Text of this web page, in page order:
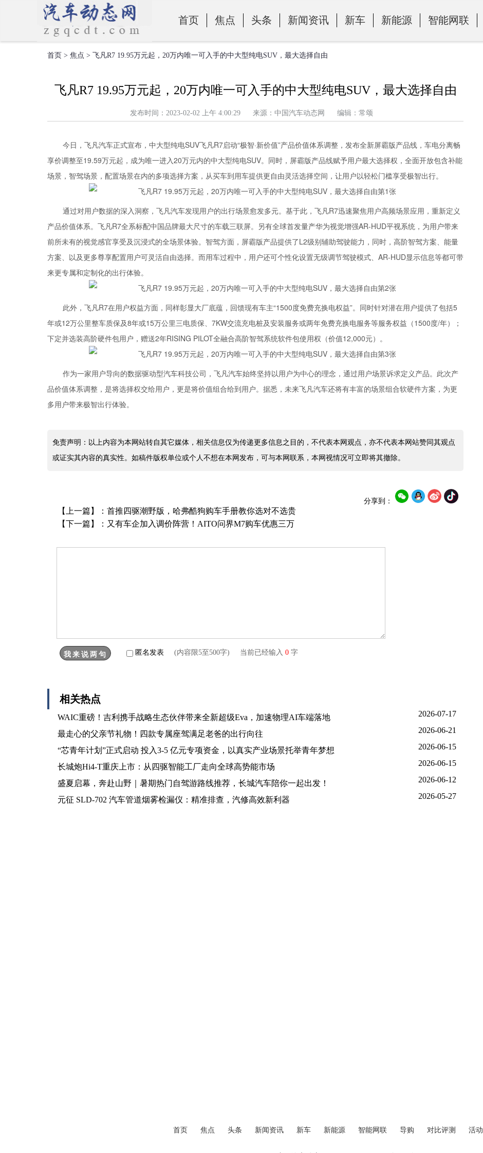
首页 焦点 头条 新闻资讯 新车 新能源 智能网联
零部件
首页 > 焦点 > 飞凡R7 19.95万元起，20万内唯一可入手的中大型纯电SUV，最大选择自由
飞凡R7 19.95万元起，20万内唯一可入手的中大型纯电SUV，最大选择自由
发布时间：2023-02-02 上午 4:00:29 来源：中国汽车动态网 编辑：常颂
今日，飞凡汽车正式宣布，中大型纯电SUV飞凡R7启动“极智·新价值”产品价值体系调整，发布全新屏霸版产品线，车电分离畅
享价调整至19.59万元起，成为唯一进入20万元内的中大型纯电SUV。同时，屏霸版产品线赋予用户最大选择权，全面开放包含补能
场景，智驾场景，配置场景在内的多项选择方案，从买车到用车提供更自由灵活选择空间，让用户以轻松门槛享受极智出行。
通过对用户数据的深入洞察，飞凡汽车发现用户的出行场景愈发多元。基于此，飞凡R7迅速聚焦用户高频场景应用，重新定义
产品价值体系。飞凡R7全系标配中国品牌最大尺寸的车载三联屏。另有全球首发量产华为视觉增强AR-HUD平视系统，为用户带来
前所未有的视觉感官享受及沉浸式的全场景体验。智驾方面，屏霸版产品提供了L2级别辅助驾驶能力，同时，高阶智驾方案、能量
方案、以及更多尊享配置用户可灵活自由选择。而用车过程中，用户还可个性化设置无级调节驾驶模式、AR-HUD显示信息等都可带
来更专属和定制化的出行体验。
此外，飞凡R7在用户权益方面，同样彰显大厂底蕴，回馈现有车主“1500度免费充换电权益”。同时针对潜在用户提供了包括5
年或12万公里整车质保及8年或15万公里三电质保、7KW交流充电桩及安装服务或两年免费充换电服务等服务权益（1500度/年）；
下定并选装高阶硬件包用户，赠送2年RISING PILOT全融合高阶智驾系统软件包使用权（价值12,000元）。
作为一家用户导向的数据驱动型汽车科技公司，飞凡汽车始终坚持以用户为中心的理念，通过用户场景诉求定义产品。此次产
品价值体系调整，是将选择权交给用户，更是将价值组合给到用户。据悉，未来飞凡汽车还将有丰富的场景组合软硬件方案，为更
多用户带来极智出行体验。
免责声明：以上内容为本网站转自其它媒体，相关信息仅为传递更多信息之目的，不代表本网观点，亦不代表本网站赞同其观点
或证实其内容的真实性。如稿件版权单位或个人不想在本网发布，可与本网联系，本网视情况可立即将其撤除。
分享到：
【上一篇】： 首推四驱潮野版，哈弗酷狗购车手册教你选对不选贵
【下一篇】： 又有车企加入调价阵营！AITO问界M7购车优惠三万
匿名发表 (内容限5至500字) 当前已经输入 0 字
相关热点
WAIC重磅！吉利携手战略生态伙伴带来全新超级Eva，加速物理AI车端落地 2026-07-17
最走心的父亲节礼物！四款专属座驾满足老爸的出行向往 2026-06-21
“芯青年计划”正式启动 投入3-5 亿元专项资金，以真实产业场景托举青年梦想 2026-06-15
长城炮Hi4-T重庆上市：从四驱智能工厂走向全球高势能市场 2026-06-15
盛夏启幕，奔赴山野｜暑期热门自驾游路线推荐，长城汽车陪你一起出发！ 2026-06-12
元征 SLD-702 汽车管道烟雾检漏仪：精准排查，汽修高效新利器 2026-05-27
首页 焦点 头条 新闻资讯 新车 新能源 智能网联 导购 对比评测 活动